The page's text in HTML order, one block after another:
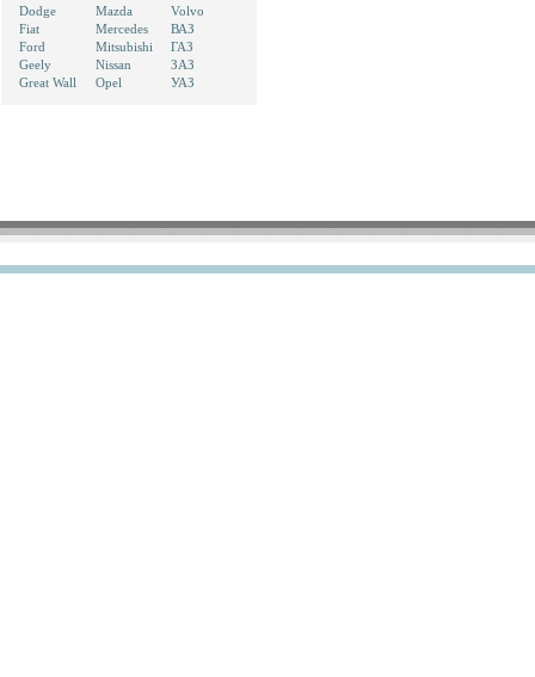
Dodge
Fiat
Ford
Geely
Great Wall
Mazda
Mercedes
Mitsubishi
Nissan
Opel
Volvo
ВАЗ
ГАЗ
ЗАЗ
УАЗ